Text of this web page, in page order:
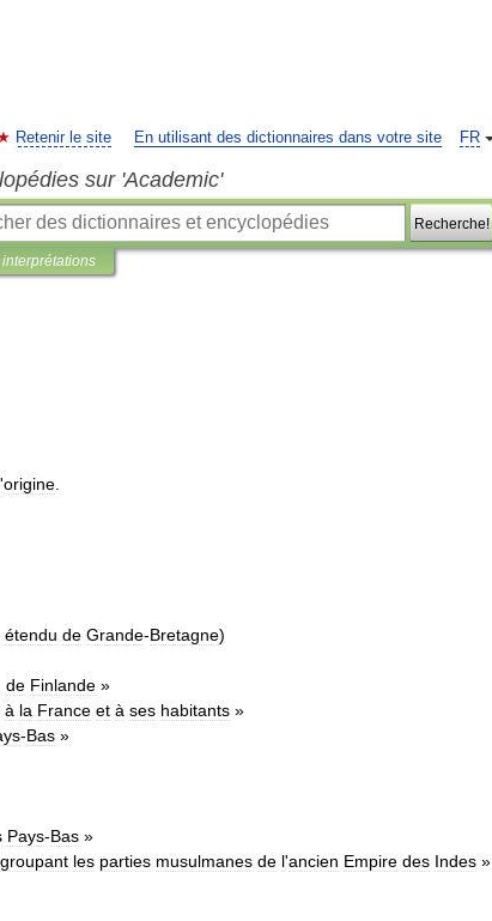
FR
Retenir le site En utilisant des dictionnaires dans votre site
sur 'Academic'
Recherche!
interprétations
'origine
étendu de Grande-Bretagne)
de Finlande »
à la France et à ses habitants »
-Bas »
Pays-Bas »
groupant les parties musulmanes de l'ancien Empire des Indes »